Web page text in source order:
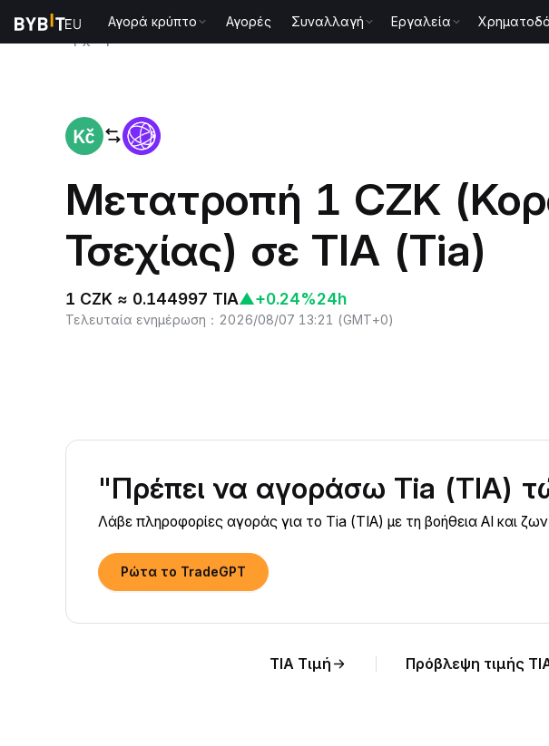
Αγορά κρύπτο Αγορές Συναλλαγή Εργαλεία
Μετατροπή 1 CZK
Τσεχίας) σε TIA (Tia)
1 CZK ≈ 0.144997 TIA▲+0.24%24h
Τελευταία ενημέρωση ： 2026/08/07 13:21 (GMT+0)
"Πρέπει να αγοράσω Tia (TIA)
Λάβε πληροφορίες αγοράς για το Tia (TIA) με τη βοήθεια AI και
Ρώτα το TradeGPT
TIA Τιμή Πρόβλεψη τιμής